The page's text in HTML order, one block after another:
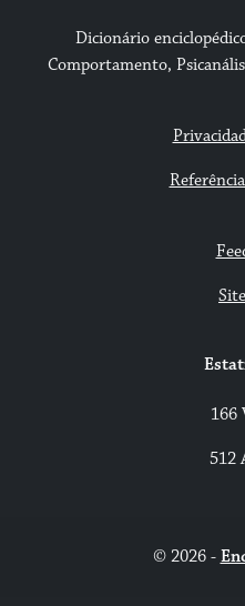
Dicionário
Comportamento,
166
512
© 2026 -